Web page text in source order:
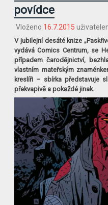
povídce
Vloženo 16.7.2015
V jubilejní desáté knize
vydává Comics Centrum, se
případem čarodějnictví,
vlastním mateřským
kreslíři – sbírka představuje
překvapivě a pokaždé jinak.